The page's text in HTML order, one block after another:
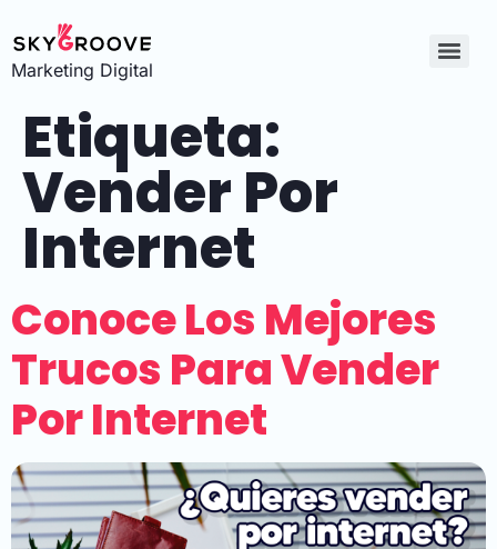
Marketing Digital
Etiqueta:
Vender Por
Internet
Conoce Los Mejores
Trucos Para Vender
Por Internet